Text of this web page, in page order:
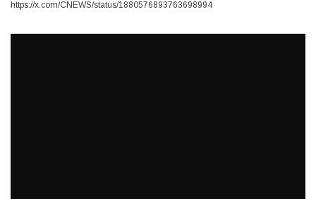
https://x.com/CNEWS/status/1880576893763698994